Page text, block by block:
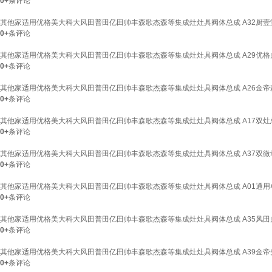
其他家适用优格美大科大风田普田亿田帅丰森歌杰森等集成灶灶具阀体总成 A32厨
0+条评论
其他家适用优格美大科大风田普田亿田帅丰森歌杰森等集成灶灶具阀体总成 A29优
0+条评论
其他家适用优格美大科大风田普田亿田帅丰森歌杰森等集成灶灶具阀体总成 A26金
0+条评论
其他家适用优格美大科大风田普田亿田帅丰森歌杰森等集成灶灶具阀体总成 A17双
0+条评论
其他家适用优格美大科大风田普田亿田帅丰森歌杰森等集成灶灶具阀体总成 A37双
0+条评论
其他家适用优格美大科大风田普田亿田帅丰森歌杰森等集成灶灶具阀体总成 A01通
0+条评论
其他家适用优格美大科大风田普田亿田帅丰森歌杰森等集成灶灶具阀体总成 A35风
0+条评论
其他家适用优格美大科大风田普田亿田帅丰森歌杰森等集成灶灶具阀体总成 A39金
0+条评论